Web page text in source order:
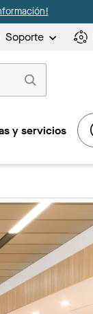
Soporte
y servicios